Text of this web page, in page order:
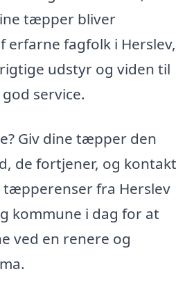
tæpper bliver
erfarne fagfolk i Herslev,
udstyr og viden til
service.
Giv dine tæpper den
de fortjener, og kontakt
tæpperenser fra Herslev
kommune i dag for at
ved en renere og